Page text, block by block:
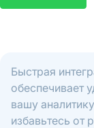
Быстрая
обеспечивает
вашу
избавьтесь от